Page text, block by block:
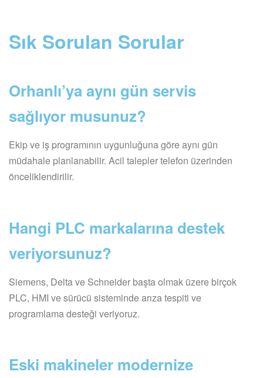
Sık Sorulan Sorular
Orhanlı’ya aynı gün servis
sağlıyor musunuz?
Ekip ve iş programının uygunluğuna göre aynı gün
müdahale planlanabilir. Acil talepler telefon üzerinden
önceliklendirilir.
Hangi PLC markalarına destek
veriyorsunuz?
Siemens, Delta ve Schneider başta olmak üzere birçok
PLC, HMI ve sürücü sisteminde arıza tespiti ve
programlama desteği veriyoruz.
Eski makineler modernize